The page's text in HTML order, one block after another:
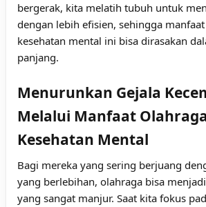
bergerak, kita melatih tubuh untuk
dengan lebih efisien, sehingga
kesehatan mental ini bisa dirasakan
panjang.
Menurunkan Gejala
Melalui Manfaat
Kesehatan Mental
Bagi mereka yang sering berjuang
yang berlebihan, olahraga bisa
yang sangat manjur. Saat kita fokus